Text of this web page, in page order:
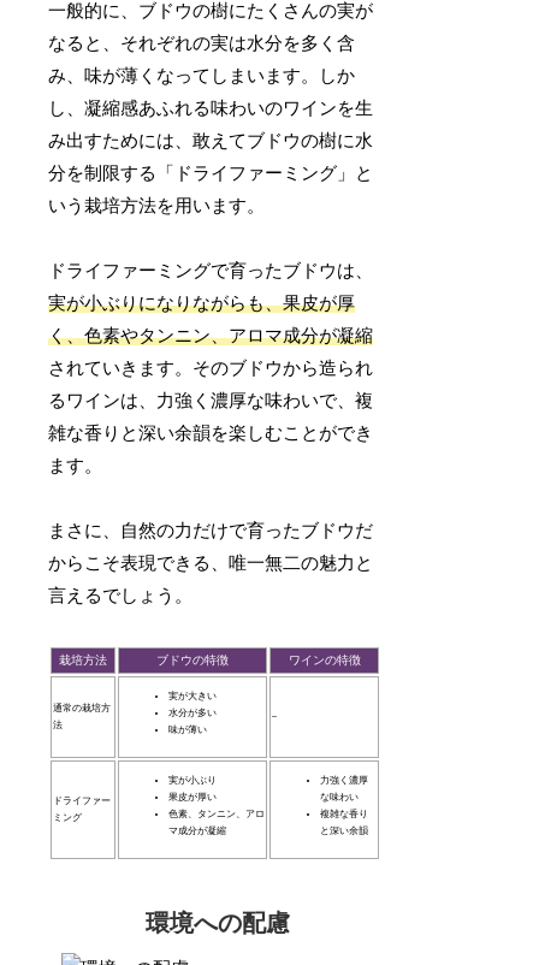
一般的に、ブドウの樹にたくさんの実が
なると、それぞれの実は水分を多く含
み、味が薄くなってしまいます。しか
し、凝縮感あふれる味わいのワインを生
み出すためには、敢えてブドウの樹に水
分を制限する「ドライファーミング」と
いう栽培方法を用います。
ドライファーミングで育ったブドウは、
実が小ぶりになりながらも、果皮が厚
く、色素やタンニン、アロマ成分が凝縮
されていきます。そのブドウから造られ
るワインは、力強く濃厚な味わいで、複
雑な香りと深い余韻を楽しむことができ
ます。
まさに、自然の力だけで育ったブドウだ
からこそ表現できる、唯一無二の魅力と
言えるでしょう。
栽培方法 ブドウの特徴 ワインの特徴
通常の栽培方
法
実が大きい
水分が多い
味が薄い
–
ドライファー
ミング
実が小ぶり
果皮が厚い
色素、タンニン、アロ
マ成分が凝縮
力強く濃厚
な味わい
複雑な香り
と深い余韻
環境への配慮